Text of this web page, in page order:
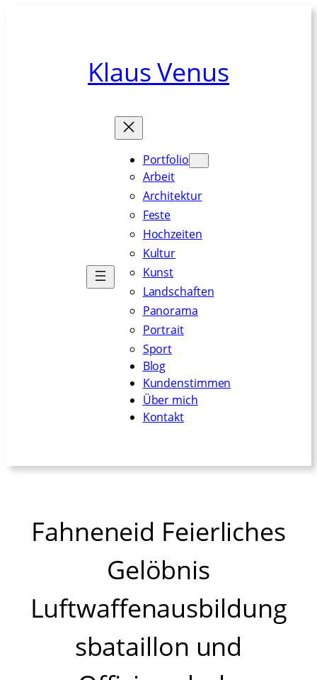
Klaus Venus
Portfolio
Arbeit
Architektur
Feste
Hochzeiten
Kultur
Kunst
Landschaften
Panorama
Portrait
Sport
Blog
Kundenstimmen
Über mich
Kontakt
Fahneneid Feierliches
Gelöbnis
Luftwaffenausbildung
sbataillon und